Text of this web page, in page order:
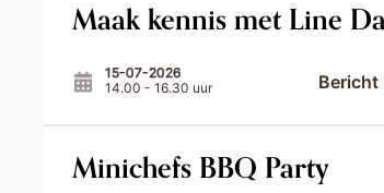
Maak kennis met Line
15-07-2026
14.00 - 16.30 uur
Bericht
Minichefs BBQ Party